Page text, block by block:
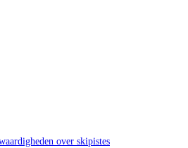
over skipistes